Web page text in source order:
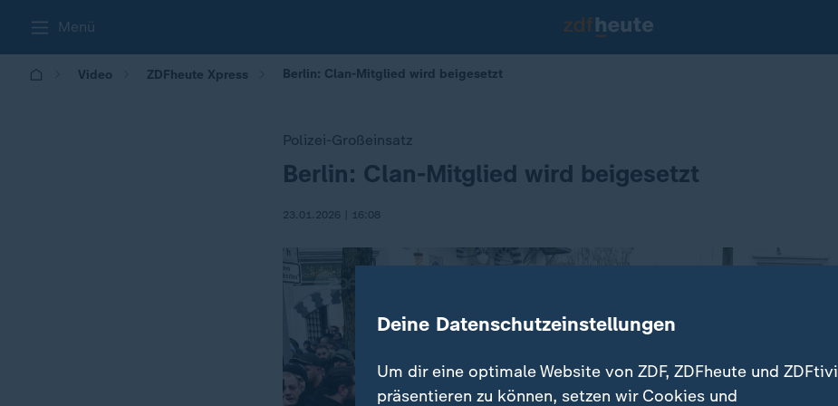
Menü
Video ZDFheute Xpress Berlin: Clan-Mitglied wird beigesetzt
Polizei-Großeinsatz
:Berlin: Clan-Mitglied wird beigesetzt
23.01.2026 | 16:08
Deine Datenschutzeinstellungen
Um dir eine optimale Website von ZDF, ZDFheute und ZDFtivi
präsentieren zu können, setzen wir Cookies und